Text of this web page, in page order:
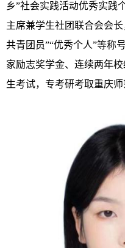
乡”社会实践活动优秀实践
主席兼学生社团联合会会
共青团员”“优秀个人”等称
家励志奖学金、连续两年
生考试，专考研考取重庆师